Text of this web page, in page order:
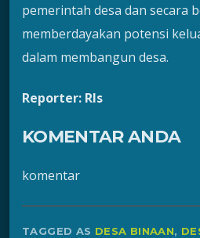
pemerintah desa dan secara
memberdayakan potensi
dalam membangun desa.
Reporter: Rls
KOMENTAR ANDA
komentar
TAGGED AS DESA BINAAN,